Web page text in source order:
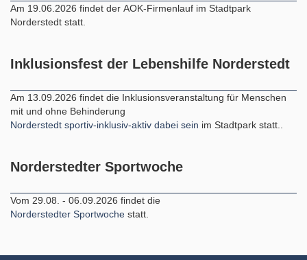
Am 19.06.2026 findet der AOK-Firmenlauf im Stadtpark
Norderstedt statt.
Inklusionsfest der Lebenshilfe Norderstedt
Am 13.09.2026 findet die Inklusionsveranstaltung für Menschen
mit und ohne Behinderung
Norderstedt sportiv-inklusiv-aktiv dabei sein im Stadtpark statt..
Norderstedter Sportwoche
Vom 29.08. - 06.09.2026 findet die
Norderstedter Sportwoche statt.